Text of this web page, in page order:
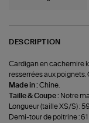
DESCRIPTION
Cardigan en cachemire
resserrées aux poignets.
Made in :Chine.
Taille & Coupe : Notre
Longueur (taille XS/S) :
Demi-tour de poitrine : 61